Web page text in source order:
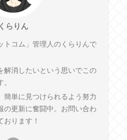
くらりん
トコム」管理人のくらりんで
解消したいという思いでこの
簡単に見つけられるよう努力
の更新に奮闘中。お問い合わ
おります！